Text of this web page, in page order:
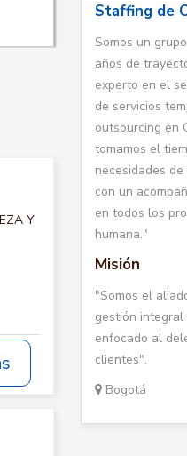
Y
Staffing de
Somos un
años de
experto en el
de servicios
outsourcing en
tomamos el
necesidades
con un
en todos los
humana."
Misión
"Somos el
gestión integral
enfocado al
clientes".
Bogotá